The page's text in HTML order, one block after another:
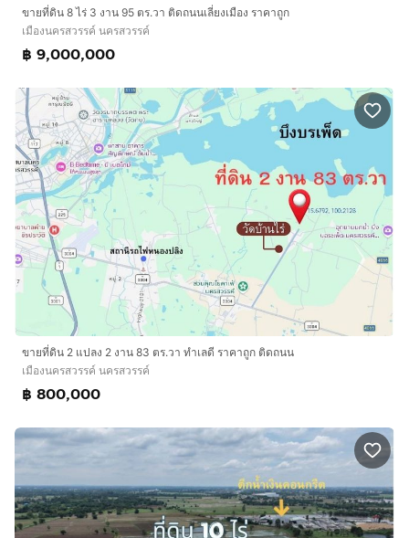
ขายที่ดิน 8 ไร่ 3 งาน 95 ตร.วา ติดถนนเลี่ยงเมือง ราคาถูก
เมืองนครสวรรค์ นครสวรรค์
฿ 9,000,000
ขายที่ดิน 2 แปลง 2 งาน 83 ตร.วา ทำเลดี ราคาถูก ติดถนน
เมืองนครสวรรค์ นครสวรรค์
฿ 800,000